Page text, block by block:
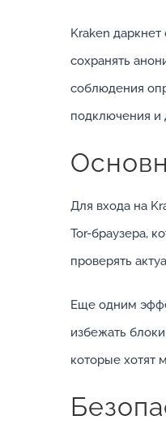
Kraken
сохранять
соблюдения
подключения и
Для входа на
Tor-браузера,
проверять
Еще одним
избежать
которые хотят